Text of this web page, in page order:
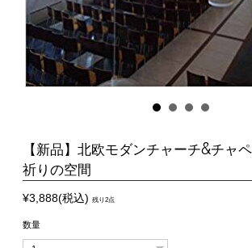
【新品】北欧モダンチャーチ&チャ
祈りの空間
¥3,888(税込) 残り2点
数量